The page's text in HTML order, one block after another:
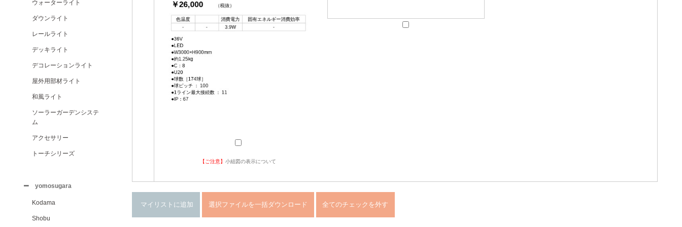
ウォーターライト
ダウンライト
レールライト
デッキライト
デコレーションライト
屋外用部材ライト
和風ライト
ソーラーガーデンシステ
ム
アクセサリー
トーチシリーズ
yomosugara
Kodama
Shobu
【ご注意】小組図の表示について